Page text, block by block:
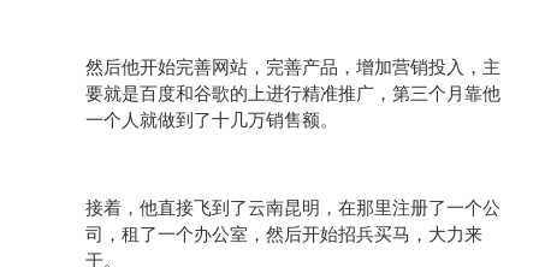
然后他开始完善网站，完善产品，增加营销投入，主
要就是百度和谷歌的上进行精准推广，第三个月靠他
一个人就做到了十几万销售额。
接着，他直接飞到了云南昆明，在那里注册了一个公
司，租了一个办公室，然后开始招兵买马，大力来
干。